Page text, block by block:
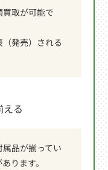
取が可能で
発売）される
る
品が揃ってい
ります。